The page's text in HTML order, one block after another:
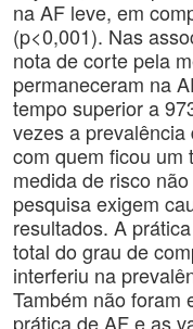
na AF leve, em
(p<0,001). Nas
nota de corte pela
permaneceram na
tempo superior a
vezes a
com quem ficou um
medida de risco
pesquisa exigem
resultados. A
total do grau de
interferiu na
Também não foram
prática de AF e as